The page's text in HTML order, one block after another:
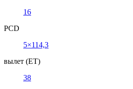
16
PCD
5×114,3
вылет (ET)
38